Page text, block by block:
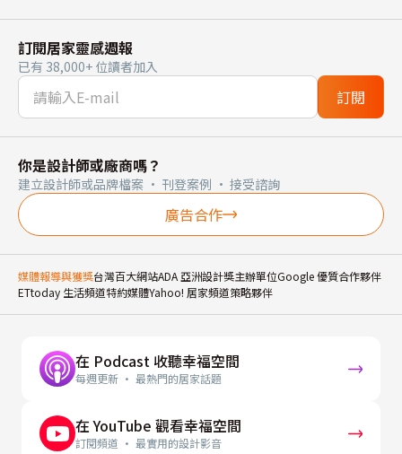
訂閱居家靈感週報
已有 38,000+ 位讀者加入
訂閱
你是設計師或廠商嗎？
建立設計師或品牌檔案 · 刊登案例 · 接受諮詢
廣告合作
媒體報導與獲獎台灣百大網站ADA 亞洲設計獎主辦單位Google 優質合作夥伴
ETtoday 生活頻道特約媒體Yahoo! 居家頻道策略夥伴
在 Podcast 收聽幸福空間
每週更新 · 最熱門的居家話題
在 YouTube 觀看幸福空間
訂閱頻道 · 最實用的設計影音